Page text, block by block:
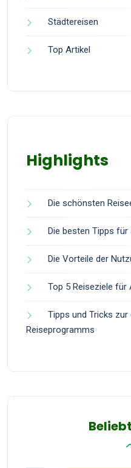
Städtereisen
Top Artikel
Highlights
Die schönsten
Die besten Tipps für
Die Vorteile der
Top 5 Reiseziele für
Tipps und Tricks
Reiseprogramms